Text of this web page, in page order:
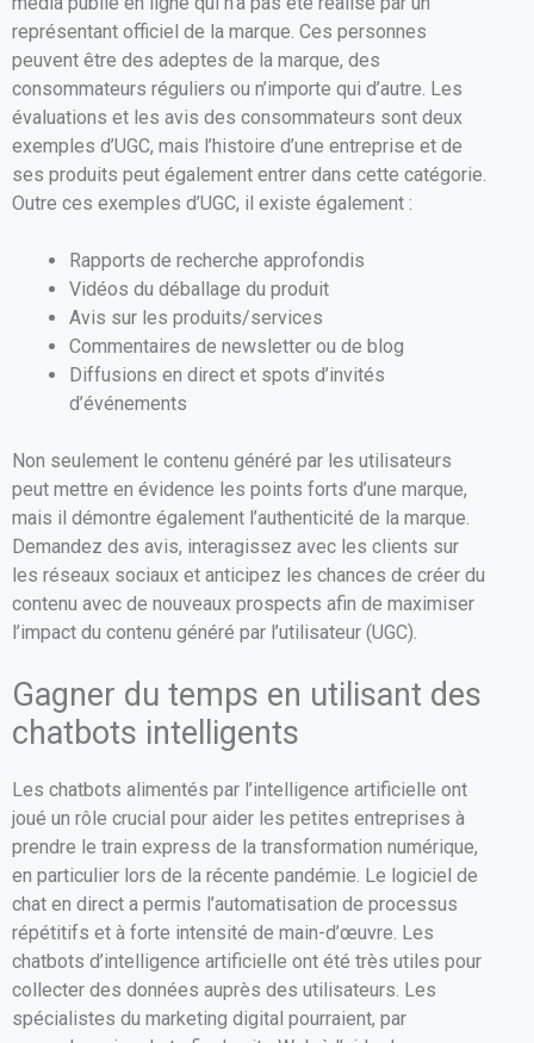
représentant officiel de la marque. Ces personnes
peuvent être des adeptes de la marque, des
consommateurs réguliers ou n’importe qui d’autre. Les
évaluations et les avis des consommateurs sont deux
exemples d’UGC, mais l’histoire d’une entreprise et de
ses produits peut également entrer dans cette catégorie.
Outre ces exemples d’UGC, il existe également :
Rapports de recherche approfondis
Vidéos du déballage du produit
Avis sur les produits/services
Commentaires de newsletter ou de blog
Diffusions en direct et spots d’invités
d’événements
Non seulement le contenu généré par les utilisateurs
peut mettre en évidence les points forts d’une marque,
mais il démontre également l’authenticité de la marque.
Demandez des avis, interagissez avec les clients sur
les réseaux sociaux et anticipez les chances de créer du
contenu avec de nouveaux prospects afin de maximiser
l’impact du contenu généré par l’utilisateur (UGC).
Gagner du temps en utilisant des
chatbots intelligents
Les chatbots alimentés par l’intelligence artificielle ont
joué un rôle crucial pour aider les petites entreprises à
prendre le train express de la transformation numérique,
en particulier lors de la récente pandémie. Le logiciel de
chat en direct a permis l’automatisation de processus
répétitifs et à forte intensité de main-d’œuvre. Les
chatbots d’intelligence artificielle ont été très utiles pour
collecter des données auprès des utilisateurs. Les
spécialistes du marketing digital pourraient, par